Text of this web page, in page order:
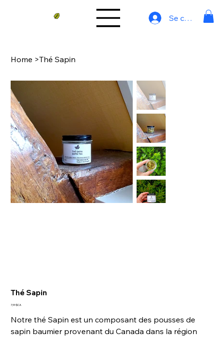
Se connecter
Home >Thé Sapin
Thé Sapin
Prix
7,99 $CA
Notre thé Sapin est un composant des pousses de
sapin baumier provenant du Canada dans la région